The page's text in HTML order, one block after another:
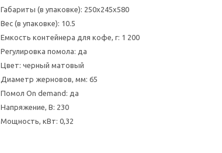
Габариты (в упаковке): 250х245х580
Вес (в упаковке): 10.5
Емкость контейнера для кофе, г: 1 200
Регулировка помола: да
Цвет: черный матовый
Диаметр жерновов, мм: 65
Помол On demand: да
Напряжение, В: 230
Мощность, кВт: 0,32